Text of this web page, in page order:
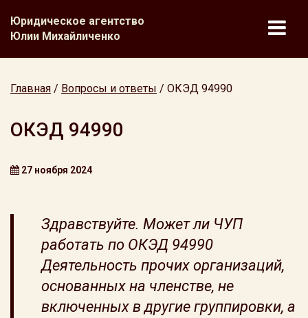
Юридическое агентство
Юлии Михайличенко
Главная / Вопросы и ответы / ОКЭД 94990
ОКЭД 94990
27 ноября 2024
Здравствуйте. Может ли ЧУП
работать по ОКЭД 94990
Деятельность прочих организаций,
основанных на членстве, не
включенных в другие группировки, а